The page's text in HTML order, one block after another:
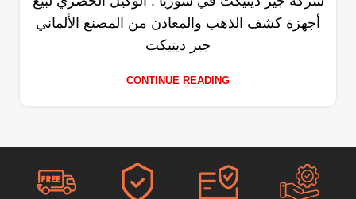
أجهزة كشف الذهب والمعادن من المصنع الألماني
جير ديتيكت
CONTINUE READING